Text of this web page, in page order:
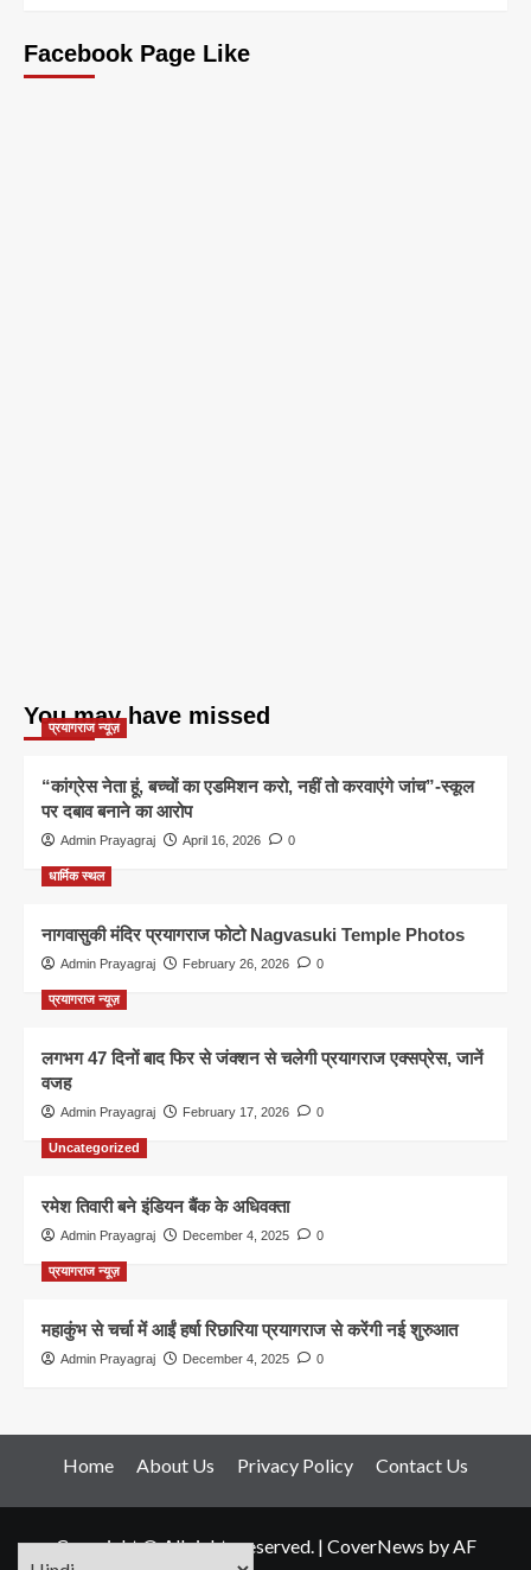
Facebook Page Like
You may have missed
प्रयागराज न्यूज़
“कांग्रेस नेता हूं, बच्चों का एडमिशन करो, नहीं तो करवाएंगे जांच”-स्कूल
पर दबाव बनाने का आरोप
Admin Prayagraj April 16, 2026 0
धार्मिक स्थल
नागवासुकी मंदिर प्रयागराज फोटो Nagvasuki Temple Photos
Admin Prayagraj February 26, 2026 0
प्रयागराज न्यूज़
लगभग 47 दिनों बाद फिर से जंक्शन से चलेगी प्रयागराज एक्सप्रेस, जानें
वजह
Admin Prayagraj February 17, 2026 0
Uncategorized
रमेश तिवारी बने इंडियन बैंक के अधिवक्ता
Admin Prayagraj December 4, 2025 0
प्रयागराज न्यूज़
महाकुंभ से चर्चा में आईं हर्षा रिछारिया प्रयागराज से करेंगी नई शुरुआत
Admin Prayagraj December 4, 2025 0
Home About Us Privacy Policy Contact Us
Copyright © All rights reserved. | CoverNews by AF